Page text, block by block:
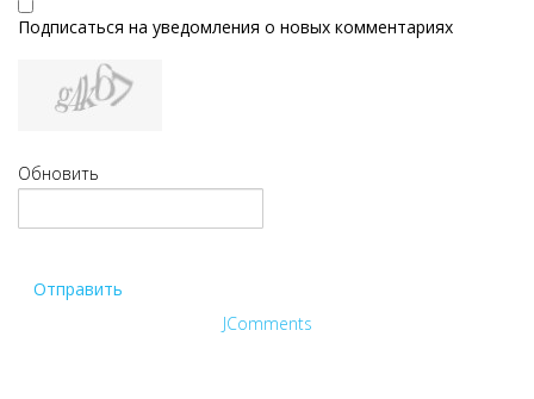
Подписаться на уведомления о новых комментариях
Обновить
Отправить
JComments